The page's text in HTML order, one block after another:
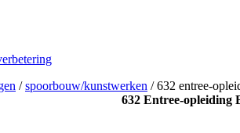
/spoorbouw/kunstwerken / 632 entree-
632 Entree-opleiding